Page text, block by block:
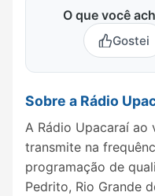
O que você
Gostei
Sobre a Rádio
A Rádio Upacaraí ao
transmite na
programação de
Pedrito, Rio Grande